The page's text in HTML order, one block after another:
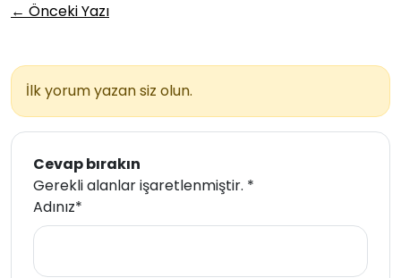
← Önceki Yazı
İlk yorum yazan siz olun.
Cevap bırakın
Gerekli alanlar işaretlenmiştir. *
Adınız*